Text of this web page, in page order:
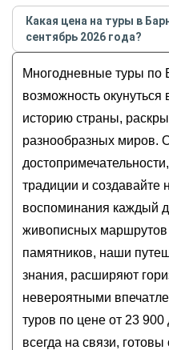
Самые популярные
сентябре 2026 года:
Автотур по
прогулками и
К трём планетам на
Алтайская
кольцевому
Зачемалье:
рафтингом и конной
Гранд-тур по
маршрут
Какая цена на туры в
сентябрь 2026 года?
2026года от 23 900до
Многодневные туры по
возможность окунуться
историю страны,
разнообразных миров.
традиции и создавайте
воспоминания каждый
живописных маршрутов
памятников, наши
знания, расширяют
невероятными
туров по цене от 23
всегда на связи,